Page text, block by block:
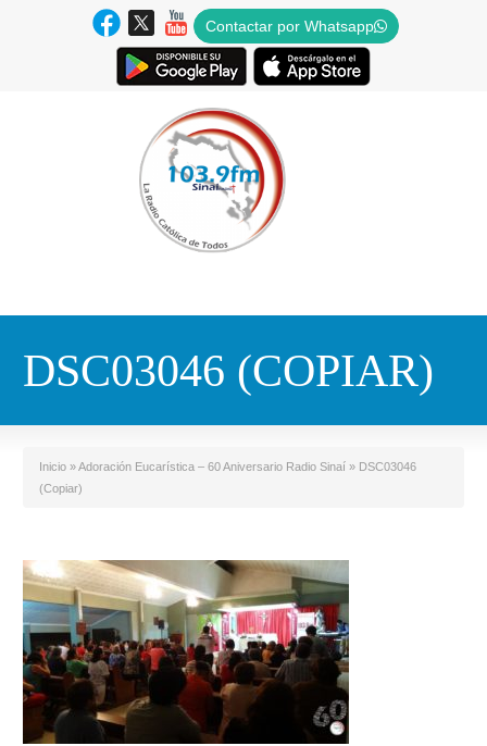
Contactar por Whatsapp
DSC03046 (COPIAR)
Inicio »Adoración Eucarística – 60 Aniversario Radio Sinaí » DSC03046
(Copiar)